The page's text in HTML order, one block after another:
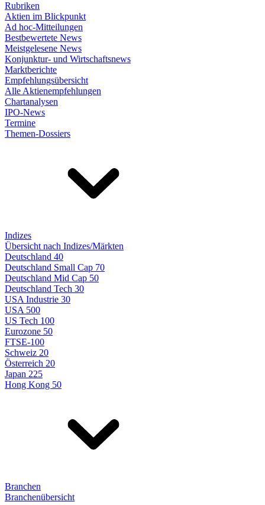
Rubriken
Aktien im Blickpunkt
Ad hoc-Mitteilungen
Bestbewertete News
Meistgelesene News
Konjunktur- und Wirtschaftsnews
Marktberichte
Empfehlungsübersicht
Alle Aktienempfehlungen
Chartanalysen
IPO-News
Termine
Themen-Dossiers
Indizes
Übersicht nach Indizes/Märkten
Deutschland 40
Deutschland Small Cap 70
Deutschland Mid Cap 50
Deutschland Tech 30
USA Industrie 30
USA 500
US Tech 100
Eurozone 50
FTSE-100
Schweiz 20
Österreich 20
Japan 225
Hong Kong 50
Branchen
Branchenübersicht